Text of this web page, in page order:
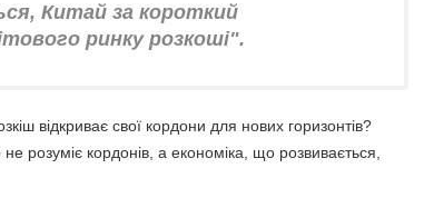
Китай за короткий
ринку розкоші".
відкриває свої кордони для нових горизонтів?
розуміє кордонів, а економіка, що розвивається,